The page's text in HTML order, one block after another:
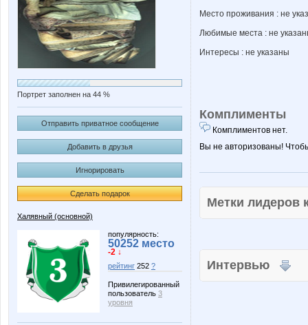
Портрет заполнен на 44 %
Отправить приватное сообщение
Добавить в друзья
Игнорировать
Сделать подарок
Халявный (основной)
популярность:
50252 место
-2 ↓
рейтинг 252 ?
Привилегированный
пользователь 3
уровня
Место проживания : не
Любимые места : не
Интересы : не указаны
Комплименты
Комплиментов нет.
Вы не авторизованы!
Метки
Интервью